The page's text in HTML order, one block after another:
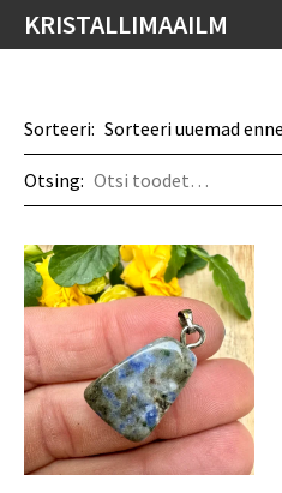
KRISTALLIMAAILM
Sorteeri:
Otsing: